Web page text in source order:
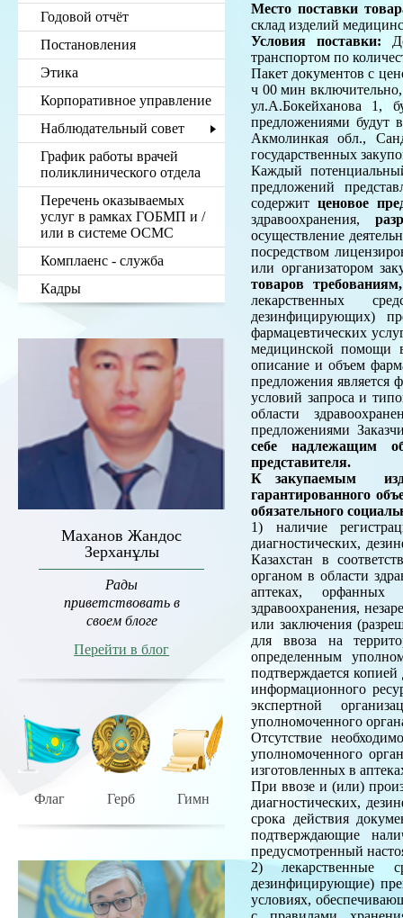
Годовой отчёт
Постановления
Этика
Корпоративное управление
Наблюдательный совет
График работы врачей
поликлинического отдела
Перечень оказываемых
услуг в рамках ГОБМП и /
или в системе ОСМС
Комплаенс - служба
Кадры
Маханов Жандос
Зерханұлы
Рады
приветствовать в
своем блоге
Перейти в блог
Флаг Герб Гимн
Место поставки
склад изделий
Условия поставки:
транспортом по
Пакет документов с
ч 00 мин
ул.А.Бокейханова 1,
предложениями будут
Акмолинкая обл.,
государственных
Каждый
предложений
содержитценовое
здравоохранения,
осуществление
посредством
или организатором
товаров
лекарственных
дезинфицирующих)
фармацевтических
медицинской помощи в
описание и объем
предложения является
условий запроса и
области
предложениями
себе надлежащим
представителя.
К закупаемым
гарантированного
обязательного
1) наличие
диагностических,
Казахстан в
органом в области
аптеках, орфанных
здравоохранения,
или заключения
для ввоза на
определенным
подтверждается
информационного
экспертной
уполномоченного
Отсутствие
уполномоченного
изготовленных в
При ввозе и (или)
диагностических,
срока действия
подтверждающие
предусмотренный
2) лекарственные
дезинфицирующие)
условиях,